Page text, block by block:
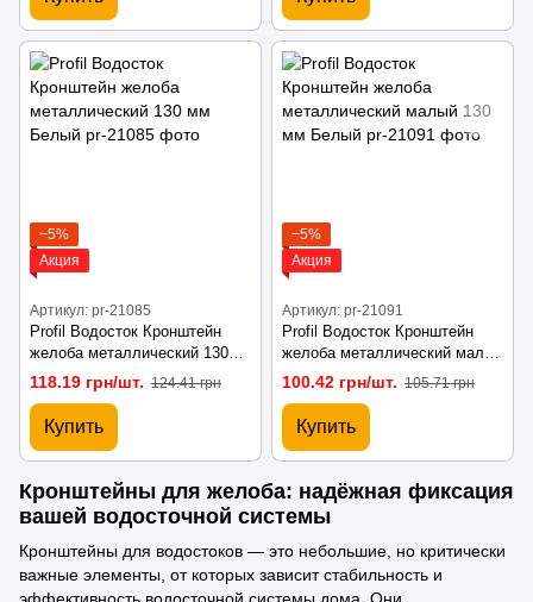
−5%
Акция
Артикул: pr-21085
Profil Водосток Кронштейн
желоба металлический 130
мм Белый
118.19 грн/шт. 124.41 грн
Купить
−5%
Акция
Артикул: pr-21091
Profil Водосток Кронштейн
желоба металлический малый
130 мм Белый
100.42 грн/шт. 105.71 грн
Купить
Кронштейны для желоба: надёжная фиксация
вашей водосточной системы
Кронштейны для водостоков — это небольшие, но критически
важные элементы, от которых зависит стабильность и